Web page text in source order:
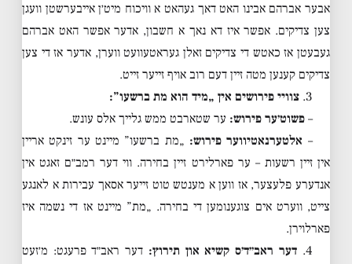
אבער אברהם אבינו האט דאך געהאט א וויכוח מיט׳ן אייבערשטן וועגן
צען צדיקים. אפשר איז דא נאך א חשבון, אדער אפשר האט אברהם
געבעטן אז כאטש די צדיקים זאלן געראטעוועט ווערן, אדער אז די צען
צדיקים קענען מטה זיין דעם רוב אויף זייער זייט.
3. צוויי פירושים אין „מיד הוא מת ברשעו”:
–פשוט׳ער פירוש: ער שטארבט ממש גלייך אלס עונש.
– אלטערנאטיווער פירוש: „מת ברשעו” מיינט ער זינקט אריין
אין זיין רשעות – ער פארלירט זיין בחירה. ווי דער רמב״ם זאגט אין
אנדערע פלעצער, אז ווען א מענטש טוט זייער אסאך עבירות א לאנגע
צייט, ווערט אים צוגענומען די בחירה. „מת” מיינט אז די נשמה איז
פארלוירן.
4. דער ראב״ד׳ס קשיא און תירוץ: דער ראב״ד פרעגט: מ׳זעט